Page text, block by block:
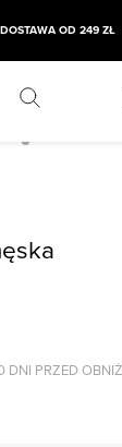
OD 249 ZŁ
DNI PRZED